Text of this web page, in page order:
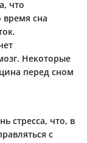
что
время сна
Некоторые
перед сном
стресса, что, в
с